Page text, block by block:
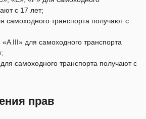
с 17 лет;
самоходного транспорта получают с
«A III» для самоходного транспорта
самоходного транспорта получают с
прав